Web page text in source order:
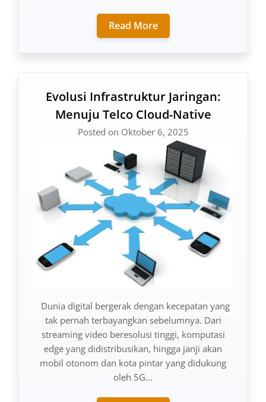
Read More
Evolusi Infrastruktur Jaringan:
Menuju Telco Cloud-Native
Posted on Oktober 6, 2025
Dunia digital bergerak dengan kecepatan yang
tak pernah terbayangkan sebelumnya. Dari
streaming video beresolusi tinggi, komputasi
edge yang didistribusikan, hingga janji akan
mobil otonom dan kota pintar yang didukung
oleh 5G…